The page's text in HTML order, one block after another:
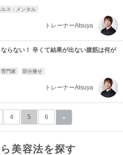
ルス・メンタル
トレーナーAtsuya
らない！ 辛くて結果が出ない腹筋は何が
専門家 部分痩せ
トレーナーAtsuya
4 5 6 »
美容法を探す